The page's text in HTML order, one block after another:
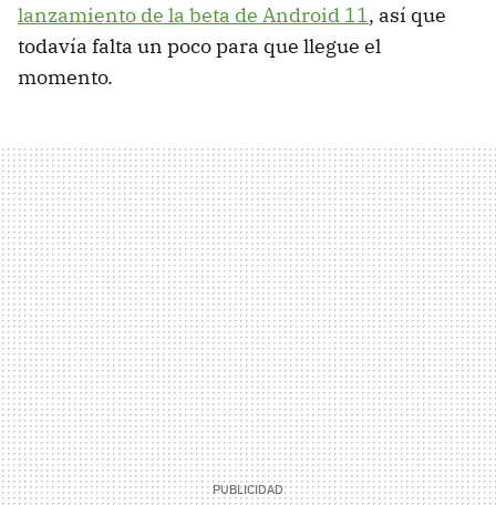
lanzamiento de la beta de Android 11, así que
todavía falta un poco para que llegue el
momento.